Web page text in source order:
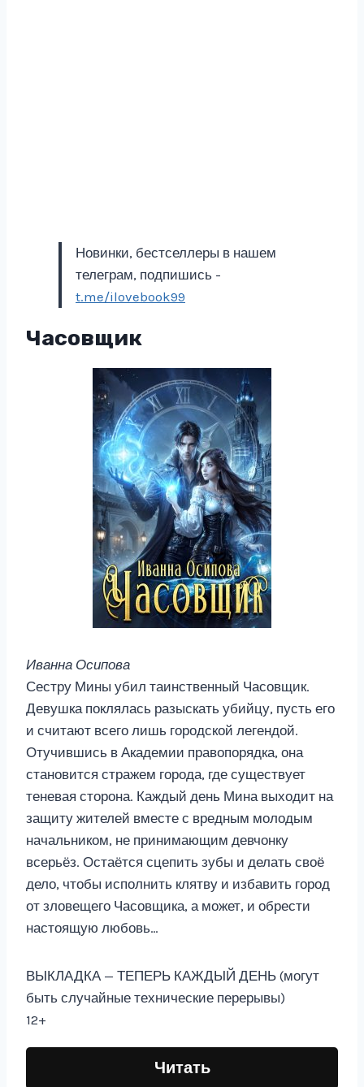
Новинки, бестселлеры в нашем
телеграм, подпишись -
t.me/ilovebook99
Часовщик
Иванна Осипова
Сестру Мины убил таинственный Часовщик.
Девушка поклялась разыскать убийцу, пусть его
и считают всего лишь городской легендой.
Отучившись в Академии правопорядка, она
становится стражем города, где существует
теневая сторона. Каждый день Мина выходит на
защиту жителей вместе с вредным молодым
начальником, не принимающим девчонку
всерьёз. Остаётся сцепить зубы и делать своё
дело, чтобы исполнить клятву и избавить город
от зловещего Часовщика, а может, и обрести
настоящую любовь…
ВЫКЛАДКА — ТЕПЕРЬ КАЖДЫЙ ДЕНЬ (могут
быть случайные технические перерывы)
12+
Читать